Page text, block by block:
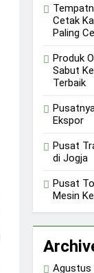
Cetak
Paling
Produk
Sabut
Terbaik
Ekspor
Pusat
di Jogja
Pusat
Mesin
Agustus